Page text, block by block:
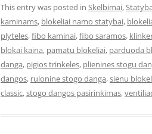
This entry was posted in Skelbimai,Statyba
kaminams, blokeliai namo statybai,
plyteles,fibo kaminai,fibo saramos,
blokai kaina, pamatu blokeliai, parduoda
danga, pigios trinkeles, plienines stogu
dangos, rulonine stogo danga,sienu
classic,stogo dangos pasirinkimas,